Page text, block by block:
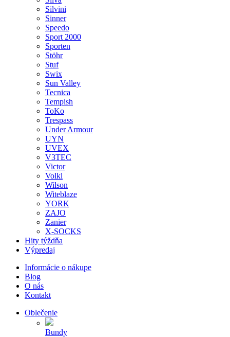
Silvini
Sinner
Speedo
Sport 2000
Sporten
Stöhr
Stuf
Swix
Sun Valley
Tecnica
Tempish
ToKo
Trespass
Under Armour
UYN
UVEX
V3TEC
Victor
Volkl
Wilson
Witeblaze
YORK
ZAJO
Zanier
X-SOCKS
Hity týždňa
Výpredaj
Informácie o nákupe
Blog
O nás
Kontakt
Oblečenie
Bundy